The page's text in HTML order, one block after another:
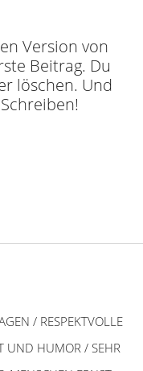
Version von
Beitrag. Du
löschen. Und
/ RESPEKTVOLLE
UND HUMOR / SEHR